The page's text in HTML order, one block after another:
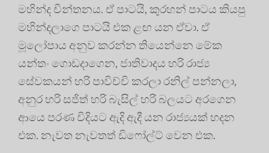
මහින්ද චින්තනය. ඒ පාටයි, කුරහන් පාටය කියපු
මහින්දලාගෙ පාටයි එක ළඟ යන ඒවා. ඒ
මූලෝපාය අනුව කරන්න තියෙන්නෙ මේක
යන්තං ගොඩදාගෙන, ජාතිවාදය හරි රාජ්‍ය
සේවකයන් හරි පාවිච්චි කරලා රනිල් පන්නලා,
අනුර හරි සජිත් හරි බැසිල් හරි බලයට අරගෙන
ආයෙ පරණ විදියට ඇදි ඇදී යන රාජ්‍යයක් හදන
එක. නැවත නැවතත් ඩිෆෝල්ට් වෙන එක.